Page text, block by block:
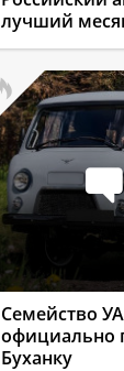
лучший
Семейство
официально
Буханку